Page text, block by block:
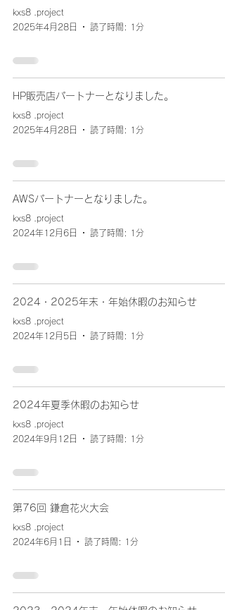
kxs8 .project
2025年4月28日
読了時間: 1分
HP販売店パートナーとなりました。
kxs8 .project
2025年4月28日
読了時間: 1分
AWSパートナーとなりました。
kxs8 .project
2024年12月6日
読了時間: 1分
2024・2025年末・年始休暇のお知らせ
kxs8 .project
2024年12月5日
読了時間: 1分
2024年夏季休暇のお知らせ
kxs8 .project
2024年9月12日
読了時間: 1分
第76回 鎌倉花火大会
kxs8 .project
2024年6月1日
読了時間: 1分